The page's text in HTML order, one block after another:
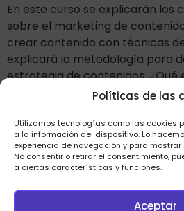
Políticas de las
Utilizamos tecnologías como las cookies
a la información del dispositivo. Lo
experiencia de navegación y para
No consentir o retirar el consentimiento,
a ciertas características y funciones.
Aceptar
En este curso se explicarán los
sobre el marketing de
crear contenido con técnicas de
explicará la metodología para
estrategia de contenidos. ¿Qué
contenidos? El también
es la creación de un contenido
o interesante, de aspecto no […]